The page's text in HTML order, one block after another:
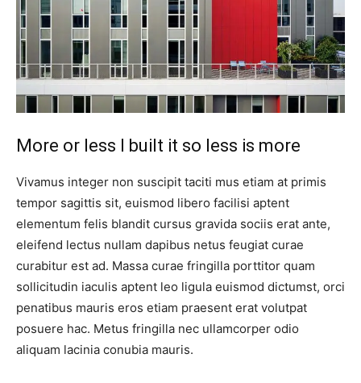
More or less I built it so less is more
Vivamus integer non suscipit taciti mus etiam at primis
tempor sagittis sit, euismod libero facilisi aptent
elementum felis blandit cursus gravida sociis erat ante,
eleifend lectus nullam dapibus netus feugiat curae
curabitur est ad. Massa curae fringilla porttitor quam
sollicitudin iaculis aptent leo ligula euismod dictumst, orci
penatibus mauris eros etiam praesent erat volutpat
posuere hac. Metus fringilla nec ullamcorper odio
aliquam lacinia conubia mauris.